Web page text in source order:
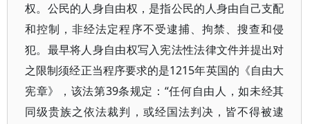
权。公民的人身自由权，是指公民的人身由自己支配
和控制，非经法定程序不受逮捕、拘禁、搜查和侵
犯。最早将人身自由权写入宪法性法律文件并提出对
之限制须经正当程序要求的是1215年英国的《自由大
宪章》，该法第39条规定：“任何自由人，如未经其
同级贵族之依法裁判，或经国法判决，皆不得被逮